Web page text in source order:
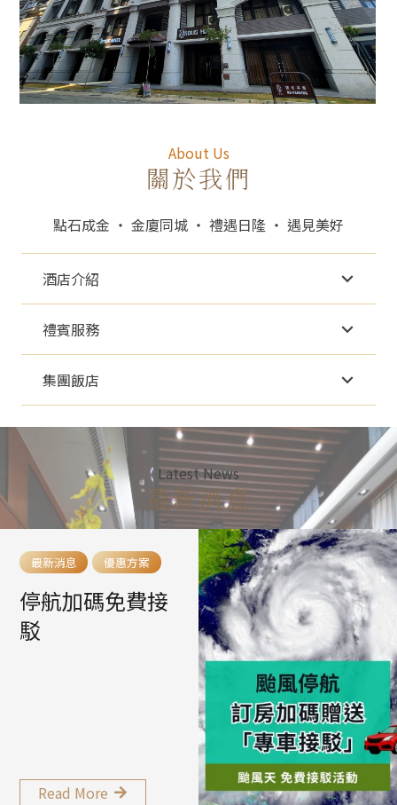
About Us
關於我們
點石成金 ‧ 金廈同城 ‧ 禮遇日隆 ‧ 遇見美好
酒店介紹
禮賓服務
集團飯店
Latest News
最新消息
最新消息 優惠方案
網路訂房送夜間
水獺導覽~
Read More